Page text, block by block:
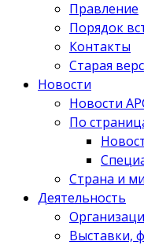
Правление
Порядок
Контакты
Старая
Новости
Новости
По
Страна и
Деятельность
Выставки,